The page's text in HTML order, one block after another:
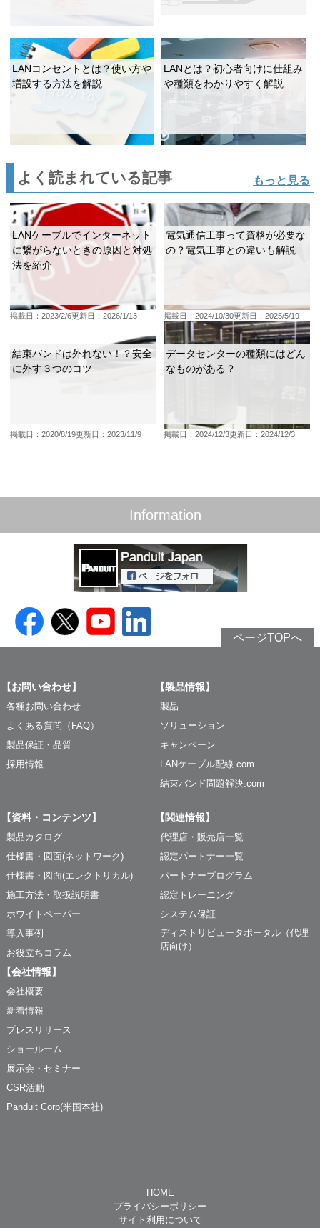
LANコンセントとは？使い方や
増設する方法を解説
LANとは？初心者向けに仕組み
や種類をわかりやすく解説
よく読まれている記事 もっと見る
LANケーブルでインターネット
に繋がらないときの原因と対処
法を紹介
掲載日：2023/2/6更新日：2026/1/13
電気通信工事って資格が必要な
の？電気工事との違いも解説
掲載日：2024/10/30更新日：2025/5/19
結束バンドは外れない！？安全
に外す３つのコツ
掲載日：2020/8/19更新日：2023/11/9
データセンターの種類にはどん
なものがある？
掲載日：2024/12/3更新日：2024/12/3
Information
ページTOPへ
【お問い合わせ】
各種お問い合わせ
よくある質問（FAQ）
製品保証・品質
採用情報
【製品情報】
製品
ソリューション
キャンペーン
LANケーブル配線.com
結束バンド問題解決.com
【資料・コンテンツ】
製品カタログ
仕様書・図面(ネットワーク)
仕様書・図面(エレクトリカル)
施工方法・取扱説明書
ホワイトペーパー
導入事例
お役立ちコラム
【関連情報】
代理店・販売店一覧
認定パートナー一覧
パートナープログラム
認定トレーニング
システム保証
ディストリビュータポータル（代理
店向け）
【会社情報】
会社概要
新着情報
プレスリリース
ショールーム
展示会・セミナー
CSR活動
Panduit Corp(米国本社)
HOME
プライバシーポリシー
サイト利用について